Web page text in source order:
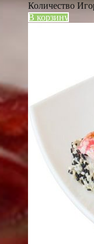
Количество
В корзину